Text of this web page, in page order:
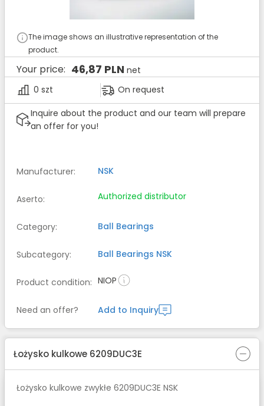
The image shows an illustrative representation of the
product.
Your price: 46,87 PLN net
0 szt
On request
Inquire about the product and our team will prepare
an offer for you!
Manufacturer: NSK
Aserto: Authorized distributor
Category: Ball Bearings
Subcategory: Ball Bearings NSK
Product condition: NIOP
Need an offer? Add to Inquiry
Łożysko kulkowe 6209DUC3E
Łożysko kulkowe zwykłe 6209DUC3E NSK